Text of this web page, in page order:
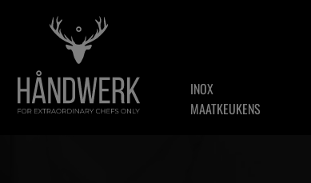
INOX
MAATKEUKENS